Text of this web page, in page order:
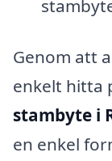
Genom att
enkelt hitta
stambyte i
en enkel